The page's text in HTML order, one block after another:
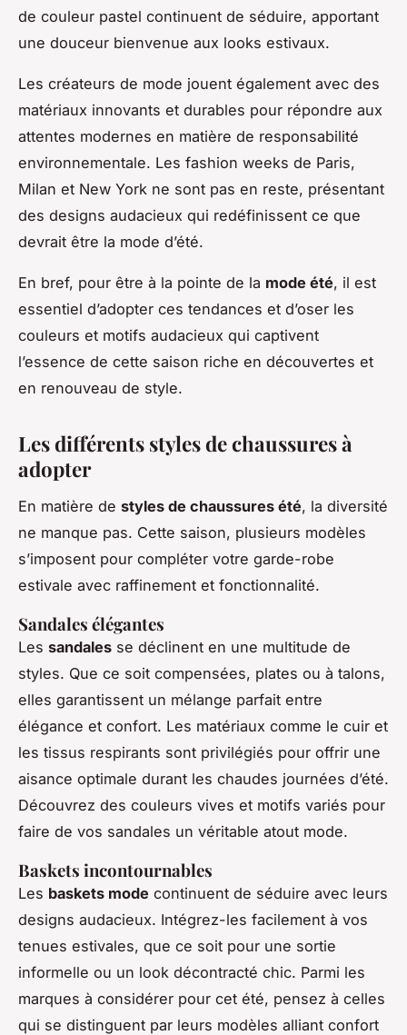
de couleur pastel continuent de séduire, apportant
une douceur bienvenue aux looks estivaux.
Les créateurs de mode jouent également avec des
matériaux innovants et durables pour répondre aux
attentes modernes en matière de responsabilité
environnementale. Les fashion weeks de Paris,
Milan et New York ne sont pas en reste, présentant
des designs audacieux qui redéfinissent ce que
devrait être la mode d’été.
En bref, pour être à la pointe de la mode été, il est
essentiel d’adopter ces tendances et d’oser les
couleurs et motifs audacieux qui captivent
l’essence de cette saison riche en découvertes et
en renouveau de style.
Les différents styles de chaussures à
adopter
En matière de styles de chaussures été, la diversité
ne manque pas. Cette saison, plusieurs modèles
s’imposent pour compléter votre garde-robe
estivale avec raffinement et fonctionnalité.
Sandales élégantes
Les sandales se déclinent en une multitude de
styles. Que ce soit compensées, plates ou à talons,
elles garantissent un mélange parfait entre
élégance et confort. Les matériaux comme le cuir et
les tissus respirants sont privilégiés pour offrir une
aisance optimale durant les chaudes journées d’été.
Découvrez des couleurs vives et motifs variés pour
faire de vos sandales un véritable atout mode.
Baskets incontournables
Les baskets mode continuent de séduire avec leurs
designs audacieux. Intégrez-les facilement à vos
tenues estivales, que ce soit pour une sortie
informelle ou un look décontracté chic. Parmi les
marques à considérer pour cet été, pensez à celles
qui se distinguent par leurs modèles alliant confort